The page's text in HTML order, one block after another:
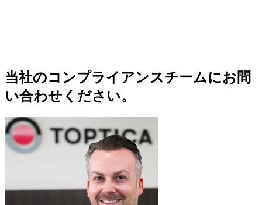
当社のコンプライアンスチームにお問
い合わせください。